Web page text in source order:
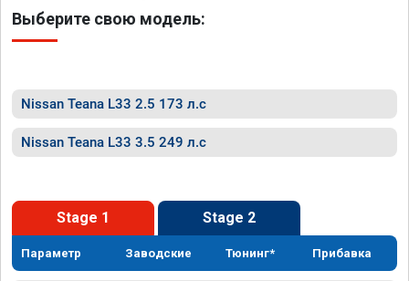
Выберите свою модель:
Nissan Teana L33 2.5 173 л.с
Nissan Teana L33 3.5 249 л.с
Stage 1 Stage 2
Параметр Заводские Тюнинг* Прибавка